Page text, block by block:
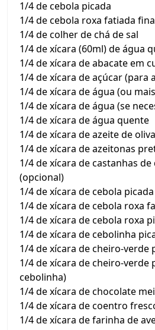
1/4 de cebola picada
1/4 de cebola roxa fatiada
1/4 de colher de chá de sal
1/4 de xícara (60ml) de água
1/4 de xícara de abacate em
1/4 de xícara de açúcar (para
1/4 de xícara de água (ou
1/4 de xícara de água (se
1/4 de xícara de água quente
1/4 de xícara de azeite de oliva
1/4 de xícara de azeitonas
1/4 de xícara de castanhas de
(opcional)
1/4 de xícara de cebola picada
1/4 de xícara de cebola roxa
1/4 de xícara de cebola roxa
1/4 de xícara de cebolinha
1/4 de xícara de cheiro-verde
1/4 de xícara de cheiro-verde
cebolinha)
1/4 de xícara de chocolate
1/4 de xícara de coentro
1/4 de xícara de farinha de